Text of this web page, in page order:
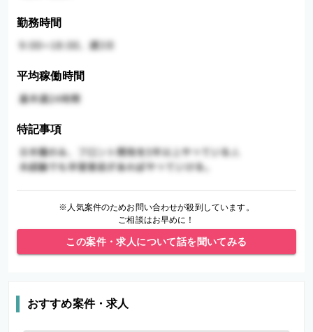
勤務時間
平均稼働時間
特記事項
※人気案件のためお問い合わせが殺到しています。
ご相談はお早めに！
この案件・求人について話を聞いてみる
おすすめ案件・求人